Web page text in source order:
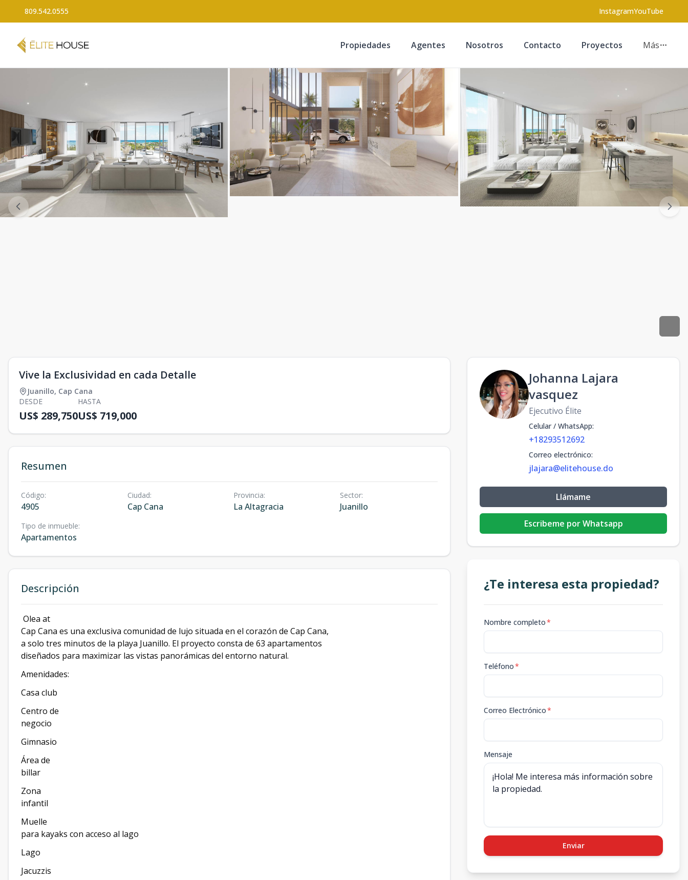
809.542.0555 InstagramYouTube
Propiedades Agentes Nosotros Contacto Proyectos Más
Vive la Exclusividad en cada Detalle
Juanillo, Cap Cana
DESDE
US$ 289,750
HASTA
US$ 719,000
Resumen
Código:
4905
Ciudad:
Cap Cana
Provincia:
La Altagracia
Sector:
Juanillo
Tipo de inmueble:
Apartamentos
Descripción
Olea at
Cap Cana es una exclusiva comunidad de lujo situada en el corazón de Cap Cana,
a solo tres minutos de la playa Juanillo. El proyecto consta de 63 apartamentos
diseñados para maximizar las vistas panorámicas del entorno natural.
Amenidades:
Casa club
Centro de
negocio
Gimnasio
Área de
billar
Zona
infantil
Muelle
para kayaks con acceso al lago
Lago
Jacuzzis
Johanna Lajara
vasquez
Ejecutivo Élite
Celular / WhatsApp:
+18293512692
Correo electrónico:
jlajara@elitehouse.do
Llámame
Escribeme por Whatsapp
¿Te interesa esta propiedad?
Nombre completo*
Teléfono*
Correo Electrónico*
Mensaje
Enviar